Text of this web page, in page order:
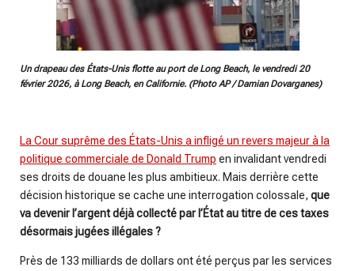
Un drapeau des États-Unis flotte au port de Long Beach, le vendredi 20
février 2026, à Long Beach, en Californie. (Photo AP / Damian Dovarganes)
La Cour suprême des États-Unis a infligé un revers majeur à la
politique commerciale de Donald Trump en invalidant vendredi
ses droits de douane les plus ambitieux. Mais derrière cette
décision historique se cache une interrogation colossale, que
va devenir l’argent déjà collecté par l’État au titre de ces taxes
désormais jugées illégales ?
Près de 133 milliards de dollars ont été perçus par les services